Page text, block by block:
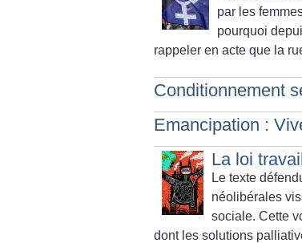
par les
pourquoi
rappeler en acte que la
Conditionnement
Emancipation :
La loi
Le texte
néolibérales
sociale. Cette
dont les solutions